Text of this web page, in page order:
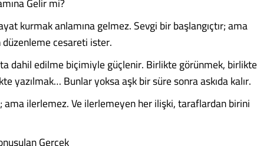
kurmak anlamına gelmez. Sevgi bir başlangıçtır; ama
cesareti ister.
dahil edilme biçimiyle güçlenir. Birlikte görünmek, birlikte
yazılmak… Bunlar yoksa aşk bir süre sonra askıda kalır.
ama ilerlemez. Ve ilerlemeyen her ilişki, taraflardan birini